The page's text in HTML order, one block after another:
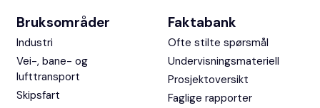
Bruksområder
Industri
Vei-, bane- og
lufttransport
Skipsfart
Faktabank
Ofte stilte spørsmål
Undervisningsmateriell
Prosjektoversikt
Faglige rapporter